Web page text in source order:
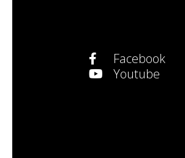
Facebook
Youtube